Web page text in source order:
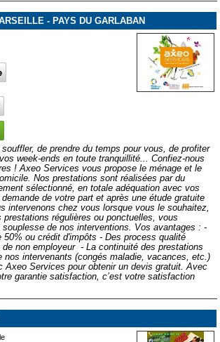
- PAYS DU GARLABAN
de prendre du temps pour vous, de profiter
week-ends en toute tranquillité... Confiez-nous
! Axeo Services vous propose le ménage et le
Nos prestations sont réalisées par du
sélectionné, en totale adéquation avec vos
de votre part et après une étude gratuite
intervenons chez vous lorsque vous le souhaitez,
prestations régulières ou ponctuelles, vous
de nos interventions. Vos avantages : -
50% ou crédit d'impôts - Des process qualité
non employeur - La continuité des prestations
nos intervenants (congés maladie, vacances, etc.)
Axeo Services pour obtenir un devis gratuit. Avec
garantie satisfaction, c’est votre satisfaction